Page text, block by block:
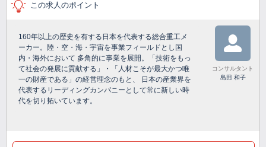
この求人のポイント
160年以上の歴史を有する日本を代表する総合重工メ
ーカー。陸・空・海・宇宙を事業フィールドとし国
内・海外において 多角的に事業を展開。「技術をもっ
て社会の発展に貢献する」・「人材こそが最大かつ唯
一の財産である」の経営理念のもと、 日本の産業界を
代表するリーディングカンパニーとして常に新しい時
代を切り拓いています。
コンサルタント
島田 和子